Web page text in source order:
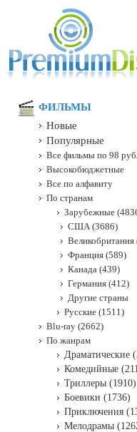
ФИЛЬМЫ
Новые
Популярные
Все фильмы по 98
Высокобюджетные
Все по алфавиту
По странам
Зарубежные
США (3686)
Великобритания
Франция (589)
Канада (439)
Германия (412)
Другие страны
Русские (1511)
Blu-ray (2662)
По жанрам
Драматические
Комедийные
Триллеры (1910)
Боевики (1736)
Приключения
Мелодрамы